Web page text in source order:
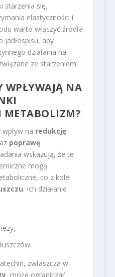
starzenia się,
elastyczności i
warto włączyć źródła
jadłospisu, aby
działania na
ze starzeniem.
WPŁYWAJĄ NA
METABOLIZM?
na redukcję
poprawę
wskazują, że te
mogą
co z kolei
. Ich działanie
zwłaszcza w
, może ograniczać